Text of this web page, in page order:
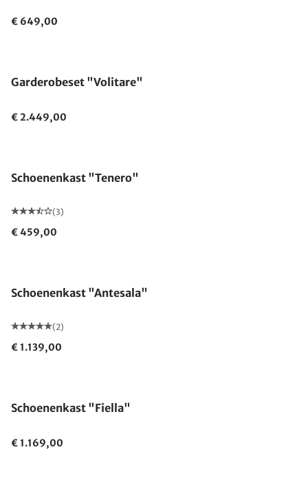
€ 649,00
Garderobeset "Volitare"
€ 2.449,00
Schoenenkast "Tenero"
(3)
€ 459,00
Schoenenkast "Antesala"
(2)
€ 1.139,00
Schoenenkast "Fiella"
€ 1.169,00